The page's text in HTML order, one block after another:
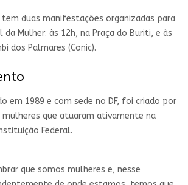
duas manifestações organizadas para
da Mulher: às 12h, na Praça do Buriti, e às
dos Palmares (Conic).
em 1989 e com sede no DF, foi criado por
mulheres que atuaram ativamente na
Federal.
que somos mulheres e, nesse